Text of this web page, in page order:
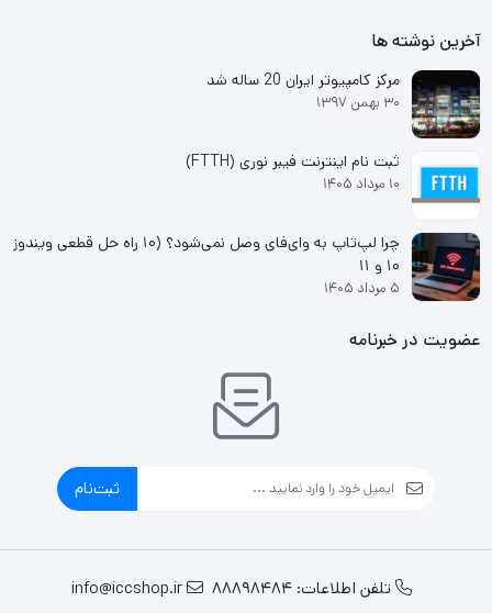
آخرین نوشته ها
مرکز کامپیوتر ایران 20 ساله شد
۳۰ بهمن ۱۳۹۷
ثبت نام اینترنت فیبر نوری (FTTH)
۱۰ مرداد ۱۴۰۵
چرا لپ‌تاپ به وای‌فای وصل نمی‌شود؟ (۱۰ راه حل قطعی ویندوز
۱۰ و ۱۱
۵ مرداد ۱۴۰۵
عضویت در خبرنامه
ثبت‌نام
تلفن اطلاعات: 88898484 info@iccshop.ir